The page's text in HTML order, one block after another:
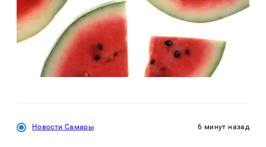
Новости Самары 6 минут назад